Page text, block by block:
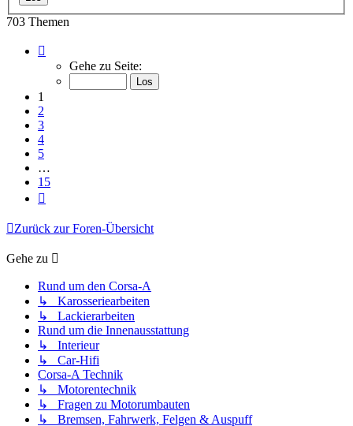
703 Themen
von
Gehe zu Seite:
1
2
3
4
5
…
15
Zurück zur Foren-Übersicht
Gehe zu
Rund um den Corsa-A
↳ Karosseriearbeiten
↳ Lackierarbeiten
Rund um die Innenausstattung
↳ Interieur
↳ Car-Hifi
Corsa-A Technik
↳ Motorentechnik
↳ Fragen zu Motorumbauten
↳ Bremsen, Fahrwerk, Felgen & Auspuff